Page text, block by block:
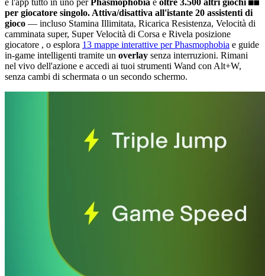
per giocatore singolo. Attiva/disattiva all'istante 20 assistenti di
gioco — incluso Stamina Illimitata, Ricarica Resistenza, Velocità di
camminata super, Super Velocità di Corsa e Rivela posizione
giocatore , o esplora 13 mappe interattive per Phasmophobia e guide
in-game intelligenti tramite un overlay senza interruzioni. Rimani
nel vivo dell'azione e accedi ai tuoi strumenti Wand con Alt+W,
senza cambi di schermata o un secondo schermo.